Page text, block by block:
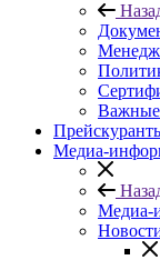
Важные
Медиа-
Медиа-